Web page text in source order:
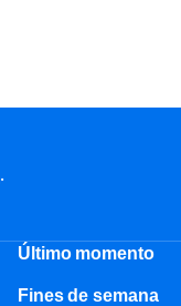
.
Último momento
Fines de semana